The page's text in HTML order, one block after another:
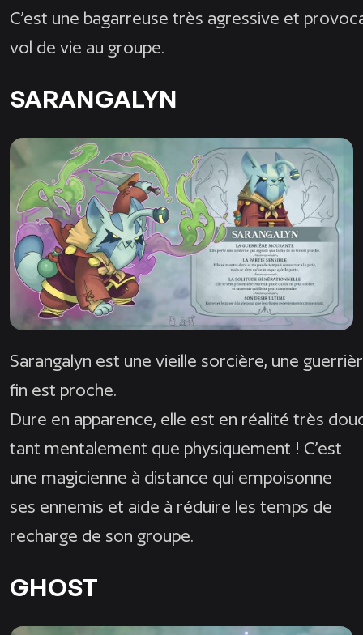
C’est une bagarreuse très agressive et
vol de vie au groupe.
SARANGALYN
Sarangalyn est une vieille sorcière, une
fin est proche.
Dure en apparence, elle est en réalité très
tant mentalement que physiquement ! C’est
une magicienne à distance qui empoisonne
ses ennemis et aide à réduire les temps de
recharge de son groupe.
GHOST